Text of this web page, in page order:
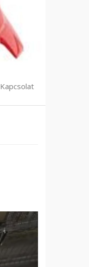
Kapcsolat